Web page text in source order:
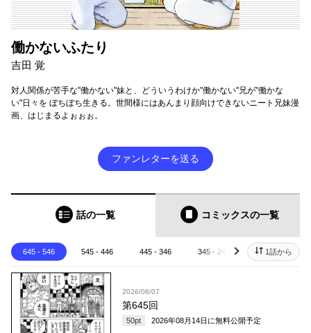
働かないふたり
吉田 覚
対人関係が苦手な"働かない"妹と、どういうわけか"働かない"兄が"働かな
い"日々を ぼちぼち生きる。世間様にはあんまり顔向けできないニート兄妹漫
画、はじまるよぉぉぉ。
ファンレターを送る
話の一覧 コミックスの一覧
645 - 546 545 - 446 445 - 346 345 - 246 245 - 146
next 1話から
2026/08/07
第645回
50pt 2026年08月14日 に無料公開予定